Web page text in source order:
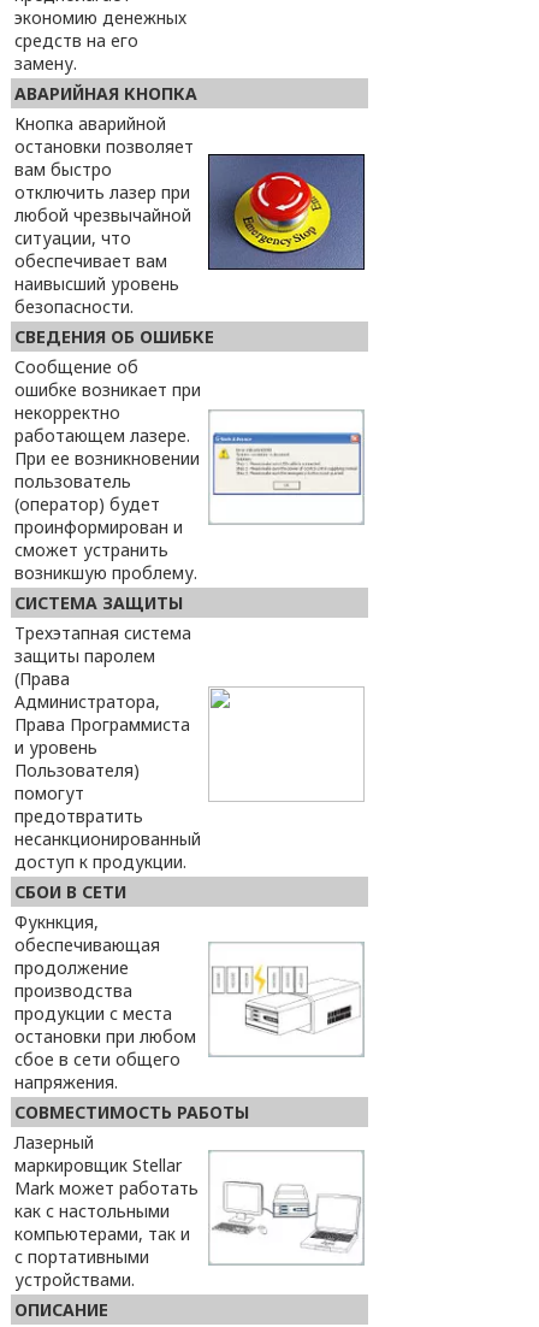
экономию денежных
средств на его
замену.
АВАРИЙНАЯ КНОПКА
Кнопка аварийной
остановки позволяет
вам быстро
отключить лазер при
любой чрезвычайной
ситуации, что
обеспечивает вам
наивысший уровень
безопасности.
СВЕДЕНИЯ ОБ ОШИБКЕ
Сообщение об
ошибке возникает при
некорректно
работающем лазере.
При ее возникновении
пользователь
(оператор) будет
проинформирован и
сможет устранить
возникшую проблему.
СИСТЕМА ЗАЩИТЫ
Трехэтапная система
защиты паролем
(Права
Администратора,
Права Программиста
и уровень
Пользователя)
помогут
предотвратить
несанкционированный
доступ к продукции.
СБОИ В СЕТИ
Фукнкция,
обеспечивающая
продолжение
производства
продукции с места
остановки при любом
сбое в сети общего
напряжения.
СОВМЕСТИМОСТЬ РАБОТЫ
Лазерный
маркировщик Stellar
Mark может работать
как с настольными
компьютерами, так и
с портативными
устройствами.
ОПИСАНИЕ